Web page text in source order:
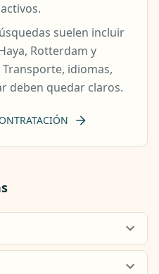
suelen incluir
Rotterdam y
idiomas,
deben quedar claros.